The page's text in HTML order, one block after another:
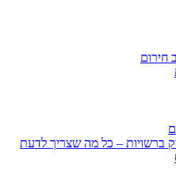
חירום
ברשויות – כל מה שצריך לדעת